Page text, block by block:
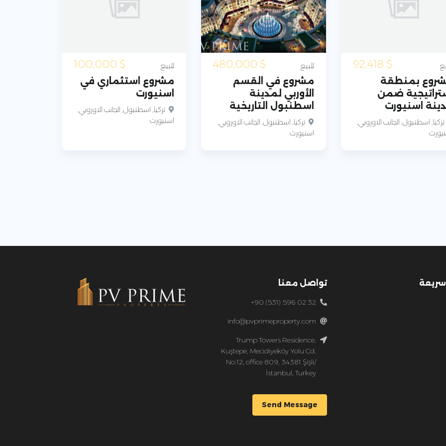
$
بمنطقة
ضمن
اسنيورت
تركيا, اسطنبول, الجانب الاوروبي,
للبيع $
مشروع في القسم
الأوربي لمدينة
اسطنبول التاريخية
تركيا, اسطنبول, الجانب الاوروبي,
اسنيورت
للبيع $
مشروع استثماري في
اسنيورت
تركيا, اسطنبول, الجانب الاوروبي,
اسنيورت
سريعة تواصل معنا
+90 (531) 596 02 32
info@pvprimeproperty.com
Trump Towers Residence,
Kuştepe, Mecidiyeköy Yolu Cd.
No:12, office 809, 34381 Şişli/
İstanbul, Turkey
Send Message